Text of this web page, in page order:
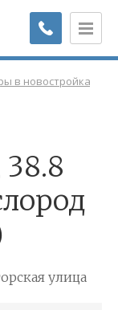
в новостройках
улица